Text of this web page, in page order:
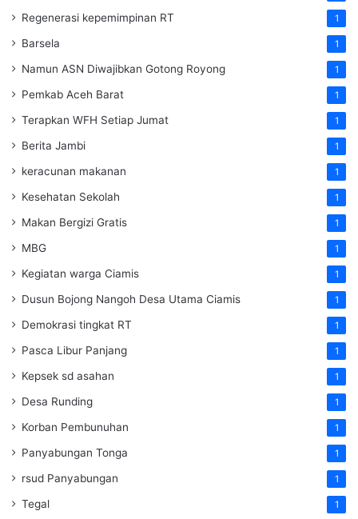
Regenerasi kepemimpinan RT 1
Barsela 1
Namun ASN Diwajibkan Gotong Royong 1
Pemkab Aceh Barat 1
Terapkan WFH Setiap Jumat 1
Berita Jambi 1
keracunan makanan 1
Kesehatan Sekolah 1
Makan Bergizi Gratis 1
MBG 1
Kegiatan warga Ciamis 1
Dusun Bojong Nangoh Desa Utama Ciamis 1
Demokrasi tingkat RT 1
Pasca Libur Panjang 1
Kepsek sd asahan 1
Desa Runding 1
Korban Pembunuhan 1
Panyabungan Tonga 1
rsud Panyabungan 1
Tegal 1